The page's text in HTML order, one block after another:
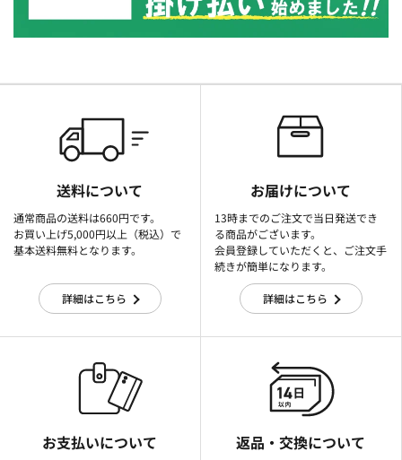
送料について
通常商品の送料は660円です。
お買い上げ5,000円以上（税込）で
基本送料無料となります。
詳細はこちら
お届けについて
13時までのご注文で当日発送でき
る商品がございます。
会員登録していただくと、ご注文手
続きが簡単になります。
詳細はこちら
お支払いについて 返品・交換について